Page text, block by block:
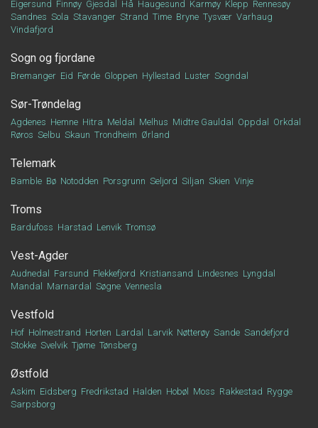
Eigersund Finnøy Gjesdal Hå Haugesund Karmøy Klepp Rennesøy
Sandnes Sola Stavanger Strand Time Bryne Tysvær Varhaug
Vindafjord
Sogn og fjordane
Bremanger Eid Førde Gloppen Hyllestad Luster Sogndal
Sør-Trøndelag
Agdenes Hemne Hitra Meldal Melhus Midtre Gauldal Oppdal
Orkdal
Røros Selbu Skaun Trondheim Ørland
Telemark
Bamble Bø Notodden Porsgrunn Seljord Siljan Skien Vinje
Troms
Bardufoss Harstad Lenvik Tromsø
Vest-Agder
Audnedal Farsund Flekkefjord Kristiansand Lindesnes Lyngdal
Mandal
Marnardal Søgne Vennesla
Vestfold
Hof Holmestrand Horten Lardal Larvik Nøtterøy Sande Sandefjord
Stokke Svelvik Tjøme Tønsberg
Østfold
Askim Eidsberg Fredrikstad Halden Hobøl Moss Rakkestad Rygge
Sarpsborg